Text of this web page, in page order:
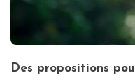
Des propositions